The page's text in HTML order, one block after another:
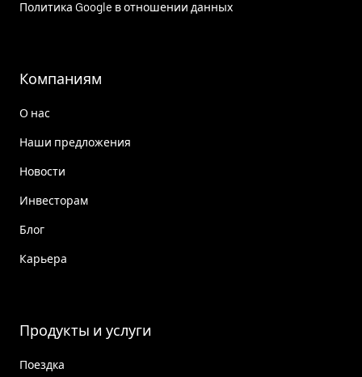
Политика Google в отношении данных
Компаниям
О нас
Наши предложения
Новости
Инвесторам
Блог
Карьера
Продукты и услуги
Поездка